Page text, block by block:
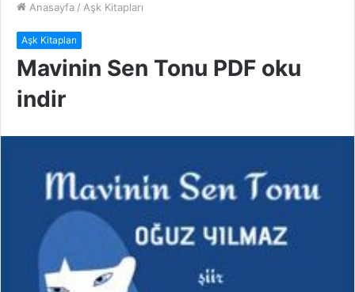
Anasayfa / Aşk Kitapları
Aşk Kitapları
Mavinin Sen Tonu PDF oku
indir